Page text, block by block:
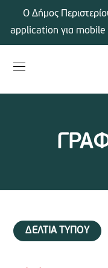
ΔΕΛΤΙΑ ΤΥΠΟΥ
Ο Δήμος
application για mobile